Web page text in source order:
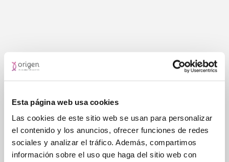
Esta página web usa cookies
Las cookies de este sitio web se usan para personalizar
el contenido y los anuncios, ofrecer funciones de redes
sociales y analizar el tráfico. Además, compartimos
información sobre el uso que haga del sitio web con